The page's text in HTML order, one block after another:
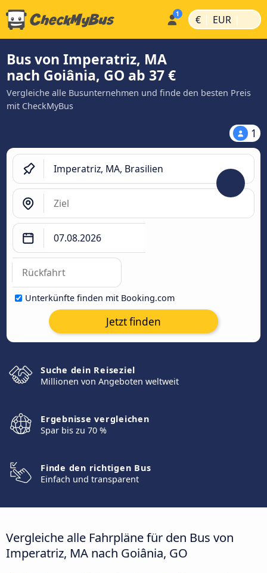
€ | EUR |
Bus von Imperatriz, MA
nach Goiânia, GO ab 37 €
Vergleiche alle Busunternehmen und finde den besten Preis
mit CheckMyBus
1
Unterkünfte finden mit Booking.com
Jetzt finden
Suche dein Reiseziel
Millionen von Angeboten weltweit
Ergebnisse vergleichen
Spar bis zu 70 %
Finde den richtigen Bus
Einfach und transparent
Vergleiche alle Fahrpläne für den Bus von
Imperatriz, MA nach Goiânia, GO